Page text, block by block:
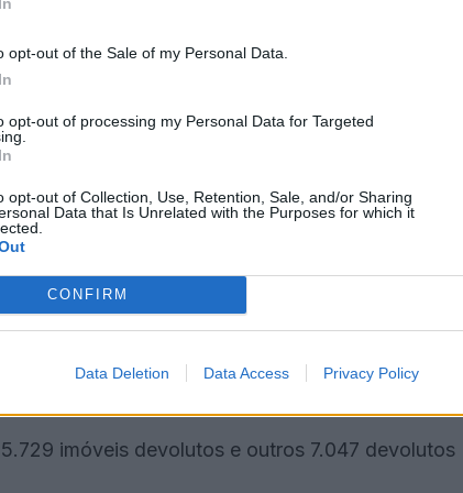
opt-out of the Sale of my Personal Data.
opt-out of processing my Personal Data for Targeted
opt-out of Collection, Use, Retention, Sale, and/or Sharing
Data that Is Unrelated with the Purposes for which it
CONFIRM
Data Deletion Data Access Privacy Policy
dos imóveis, contemplando uma taxa única de
que oscila entre os 0,3% e os 0,45% sobre
autarquias que decidem, todos os anos, qual a
referidos intervalos, cabendo-lhes também
dá um desconto às famílias residentes, ou
ou em ruínas.
Tributária e Aduaneira (AT) que quer aplicar
ascende a 64.
imóveis devolutos e outros 7.047 devolutos